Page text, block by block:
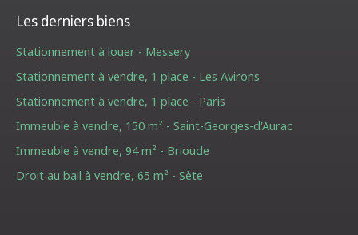
Les derniers biens
Stationnement à louer - Messery
Stationnement à vendre, 1 place - Les Avirons
Stationnement à vendre, 1 place - Paris
Immeuble à vendre, 150 m² - Saint-Georges-d'Aurac
Immeuble à vendre, 94 m² - Brioude
Droit au bail à vendre, 65 m² - Sète